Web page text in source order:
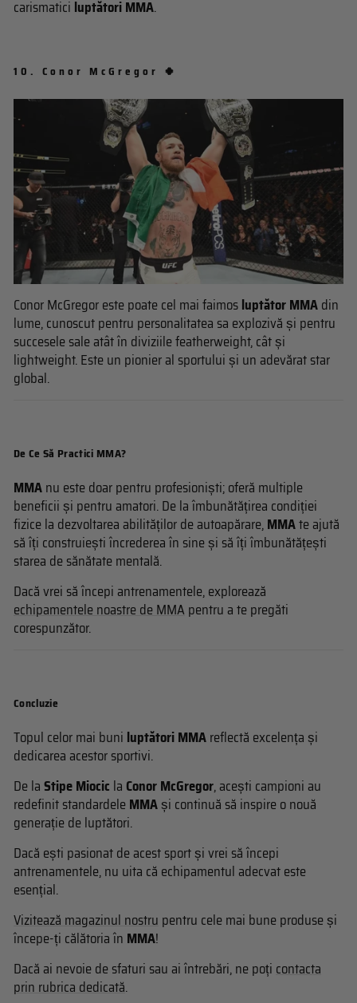
carismatici luptători MMA.
10. Conor McGregor 🍀
Conor McGregor este poate cel mai faimosluptător MMAdin
lume, cunoscut pentru personalitatea sa explozivă și pentru
succesele sale atât în diviziile featherweight, cât și
lightweight. Este un pionier al sportului și un adevărat star
global.
De Ce Să Practici MMA?
MMAnu este doar pentru profesioniști; oferă multiple
beneficii și pentru amatori. De la îmbunătățirea condiției
fizice la dezvoltarea abilităților de autoapărare,MMAte ajută
să îți construiești încrederea în sine și să îți îmbunătățești
starea de sănătate mentală.
Dacă vrei să începi antrenamentele, explorează
echipamentele noastre de MMApentru a te pregăti
corespunzător.
Concluzie
Topul celor mai buni luptători MMAreflectă excelența și
dedicarea acestor sportivi.
De laStipe Miocic la Conor McGregor, acești campioni au
redefinit standardeleMMAși continuă să inspire o nouă
generație de luptători.
Dacă ești pasionat de acest sport și vrei să începi
antrenamentele, nu uita că echipamentul adecvat este
esențial.
Vizitează magazinul nostru pentru cele mai bune produse și
începe-ți călătoria în MMA!
Dacă ai nevoie de sfaturi sau ai întrebări, ne poți contacta
prin rubrica dedicată.